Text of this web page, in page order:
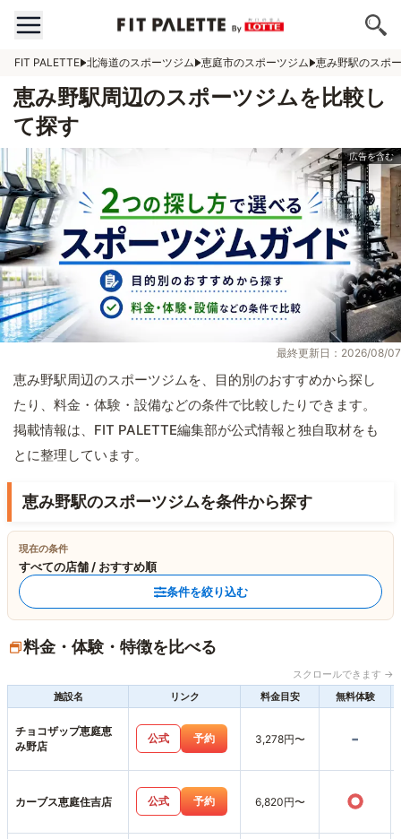
FIT PALETTE 北海道のスポーツジム 恵庭市のスポーツジム 恵み野駅のスポ
恵み野駅周辺のスポーツジムを比較し
て探す
最終更新日：2026/08/07
恵み野駅周辺のスポーツジムを、目的別のおすすめから探し
たり、料金・体験・設備などの条件で比較したりできます。
掲載情報は、FIT PALETTE編集部が公式情報と独自取材をも
とに整理しています。
恵み野駅のスポーツジムを条件から探す
現在の条件
すべての店舗 / おすすめ順
条件を絞り込む
料金・体験・特徴を比べる
スクロールできます →
施設名
リンク 料金目安 無料体験
チョコザップ恵庭恵
み野店
公式 予約 3,278円〜 -
カーブス恵庭住吉店 公式 予約 6,820円〜 ○